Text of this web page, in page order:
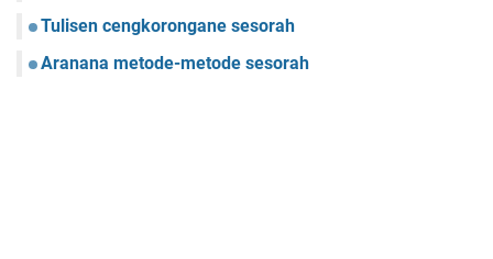
Tulisen cengkorongane sesorah
Aranana metode-metode sesorah